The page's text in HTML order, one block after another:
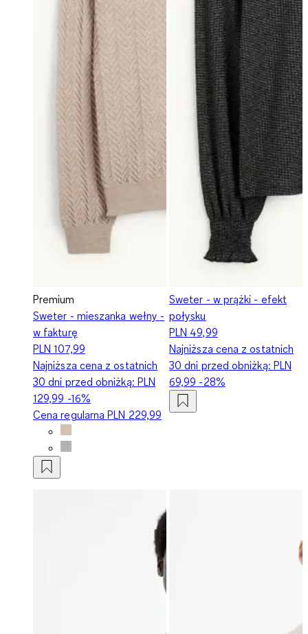
Premium
Sweter - mieszanka wełny -
w fakturę
PLN 107,99
Najniższa cena z ostatnich
30 dni przed obniżką: PLN
129,99 -16%
Cena regularnaPLN 229,99
Sweter - w prążki - efekt
połysku
PLN 49,99
Najniższa cena z ostatnich
30 dni przed obniżką: PLN
69,99 -28%